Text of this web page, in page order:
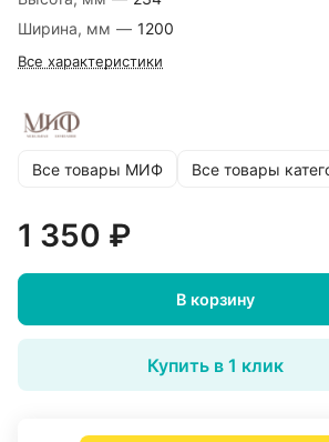
Ширина, мм — 1200
Все характеристики
Все товары МИФ Все товары
1 350 ₽
В корзину
Купить в 1 клик